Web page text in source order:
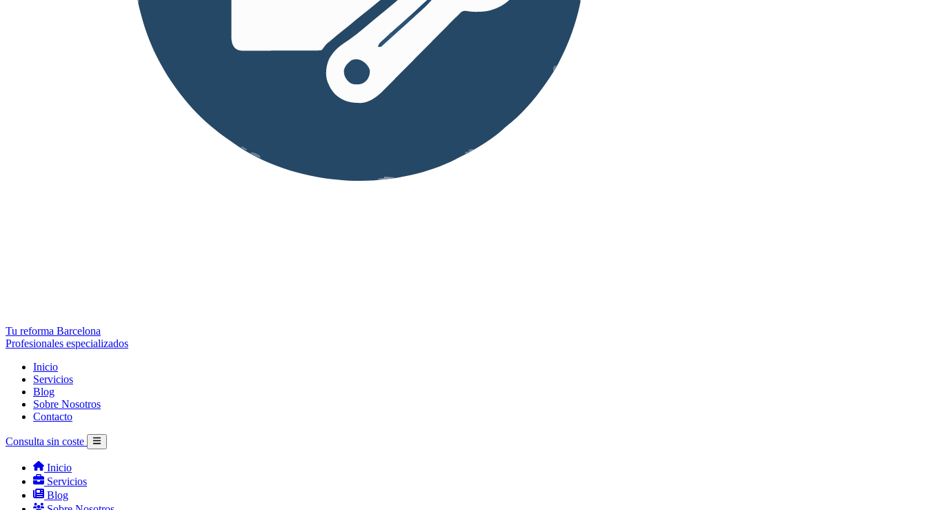
Tu reforma Barcelona
Profesionales especializados
Inicio
Servicios
Blog
Sobre Nosotros
Contacto
Consulta sin coste
Inicio
Servicios
Blog